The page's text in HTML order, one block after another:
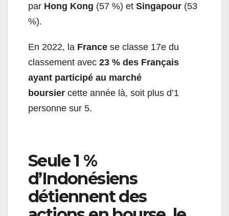
par Hong Kong (57 %) et Singapour (53
%).
En 2022, la France se classe 17e du
classement avec 23 % des Français
ayant participé au marché
boursier cette année là, soit plus d’1
personne sur 5.
Seule 1 %
d’Indonésiens
détiennent des